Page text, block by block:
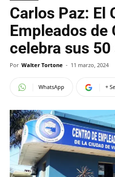
Carlos Paz: El
Empleados de
celebra sus 50
Por Walter Tortone - 11 marzo, 2024
WhatsApp +